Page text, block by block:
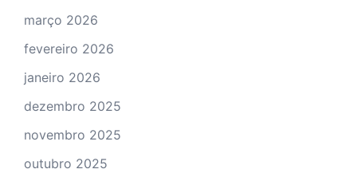
março 2026
fevereiro 2026
janeiro 2026
dezembro 2025
novembro 2025
outubro 2025